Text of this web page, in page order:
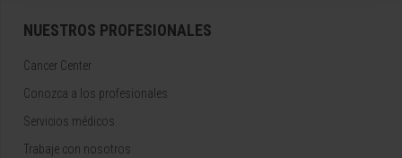
NUESTROS PROFESIONALES
Cancer Center
Conozca a los profesionales
Servicios médicos
Trabaje con nosotros